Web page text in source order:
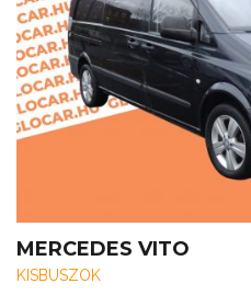
MERCEDES VITO
KISBUSZOK